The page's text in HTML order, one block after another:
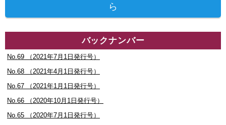
ら
バックナンバー
No.69 （2021年7月1日発行号）
No.68 （2021年4月1日発行号）
No.67 （2021年1月1日発行号）
No.66 （2020年10月1日発行号）
No.65 （2020年7月1日発行号）